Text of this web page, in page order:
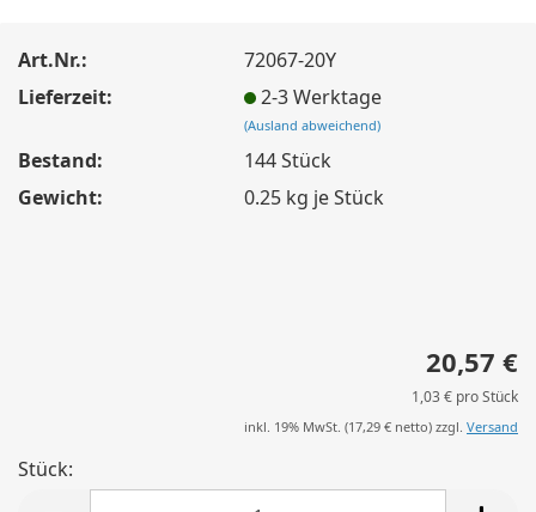
Art.Nr.:
72067-20Y
Lieferzeit:
2-3 Werktage
(Ausland abweichend)
Bestand: 144Stück
Gewicht:
0.25 kg je Stück
20,57 €
1,03 € pro Stück
inkl. 19% MwSt. (17,29 € netto) zzgl. Versand
Stück: